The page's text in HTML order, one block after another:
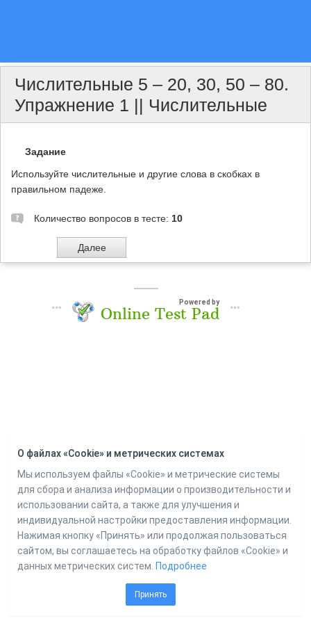
Числительные 5 – 20, 30, 50 – 80.
Упражнение 1 || Числительные
Задание
Используйте числительные и другие слова в скобках в
правильном падеже.
Количество вопросов в тесте: 10
Powered by
Online Test Pad
О файлах «Cookie» и метрических системах
Мы используем файлы «Cookie» и метрические системы
для сбора и анализа информации о производительности и
использовании сайта, а также для улучшения и
индивидуальной настройки предоставления информации.
Нажимая кнопку «Принять» или продолжая пользоваться
сайтом, вы соглашаетесь на обработку файлов «Cookie» и
данных метрических систем. Подробнее
Принять